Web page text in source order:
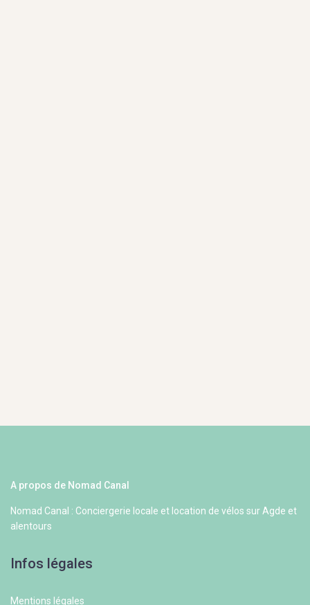
A propos de Nomad Canal
Nomad Canal : Conciergerie locale et location de vélos sur Agde et
alentours
Infos légales
Mentions légales